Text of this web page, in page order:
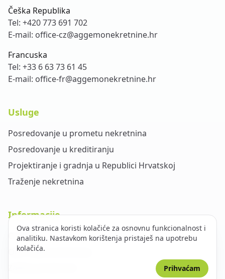
Češka Republika
Tel: +420 773 691 702
E-mail: office-cz@aggemonekretnine.hr
Francuska
Tel: +33 6 63 73 61 45
E-mail: office-fr@aggemonekretnine.hr
Usluge
Posredovanje u prometu nekretnina
Posredovanje u kreditiranju
Projektiranje i gradnja u Republici Hrvatskoj
Traženje nekretnina
Informacije
O nama
Opći uvjeti poslovanja
Ova stranica koristi kolačiće za osnovnu funkcionalnost i
analitiku. Nastavkom korištenja pristaješ na upotrebu
kolačića.
Prihvaćam